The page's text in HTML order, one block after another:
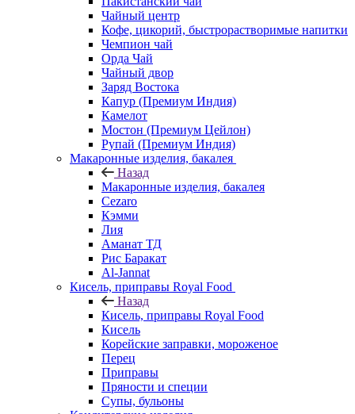
Чайный центр
Кофе, цикорий, быстрорастворимые напитки
Чемпион чай
Орда Чай
Чайный двор
Заряд Востока
Капур (Премиум Индия)
Камелот
Мостон (Премиум Цейлон)
Рупай (Премиум Индия)
Макаронные изделия, бакалея
Назад
Макаронные изделия, бакалея
Cezaro
Кэмми
Лия
Аманат ТД
Рис Баракат
Al-Jannat
Кисель, приправы Royal Food
Назад
Кисель, приправы Royal Food
Кисель
Корейские заправки, мороженое
Перец
Приправы
Пряности и специи
Супы, бульоны